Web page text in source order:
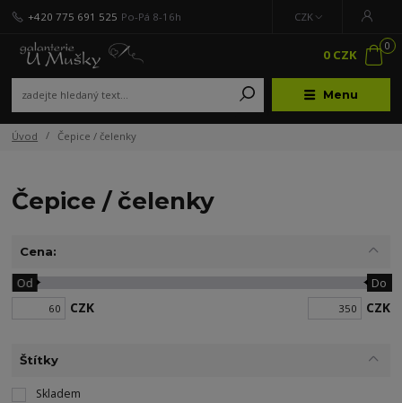
Menu
CZK
+420 775 691 525 Po-Pá 8-16h
0
0 CZK
Úvod Čepice / čelenky
Čepice / čelenky
Cena:
CZK
Od Do
CZK
Štítky
Skladem